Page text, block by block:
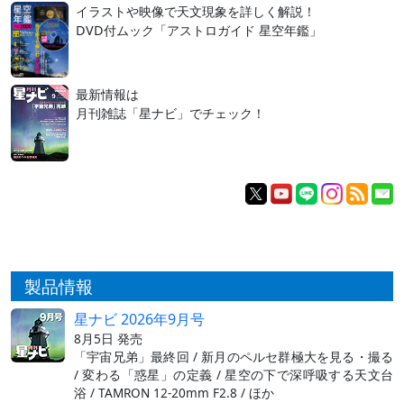
イラストや映像で天文現象を詳しく解説！
DVD付ムック「アストロガイド 星空年鑑」
最新情報は
月刊雑誌「星ナビ」でチェック！
製品情報
星ナビ 2026年9月号
8月5日 発売
「宇宙兄弟」最終回 / 新月のペルセ群極大を見る・撮る
/ 変わる「惑星」の定義 / 星空の下で深呼吸する天文台
浴 / TAMRON 12-20mm F2.8 / ほか